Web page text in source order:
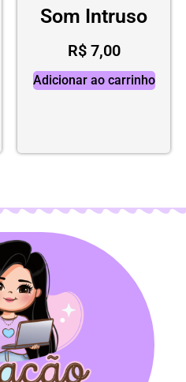
Som Intruso
R$7,00
Adicionar ao carrinho